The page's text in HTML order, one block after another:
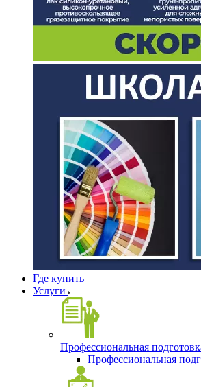
Где купить
Услуги
Профессиональная
Профессиональная